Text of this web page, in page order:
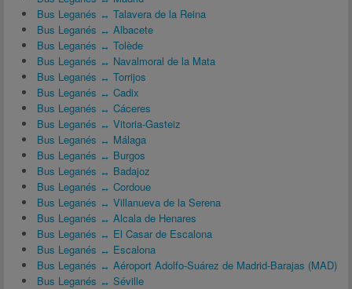
Bus Leganés ↔ Talavera de la Reina
Bus Leganés ↔ Albacete
Bus Leganés ↔ Tolède
Bus Leganés ↔ Navalmoral de la Mata
Bus Leganés ↔ Torrijos
Bus Leganés ↔ Cadix
Bus Leganés ↔ Cáceres
Bus Leganés ↔ Vitoria-Gasteiz
Bus Leganés ↔ Málaga
Bus Leganés ↔ Burgos
Bus Leganés ↔ Badajoz
Bus Leganés ↔ Cordoue
Bus Leganés ↔ Villanueva de la Serena
Bus Leganés ↔ Alcala de Henares
Bus Leganés ↔ El Casar de Escalona
Bus Leganés ↔ Escalona
Bus Leganés ↔ Aéroport Adolfo-Suárez de Madrid-Barajas (MAD)
Bus Leganés ↔ Séville